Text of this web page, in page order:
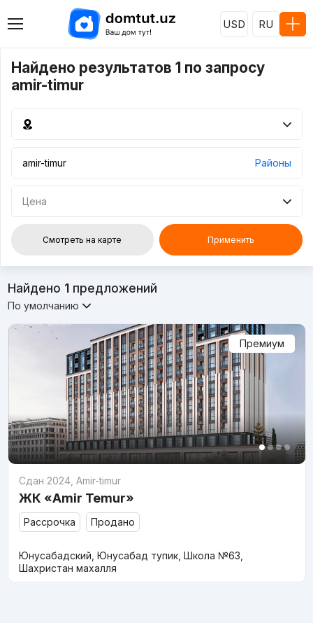
USD RU
Найдено результатов 1 по запросу
amir-timur
Районы
Цена
Смотреть на карте Применить
Найдено 1предложений
По умолчанию
Премиум
Сдан 2024, Amir-timur
ЖК «Amir Temur»
Рассрочка Продано
Юнусабадский, Юнусабад тупик, Школа №63,
Шахристан махалля